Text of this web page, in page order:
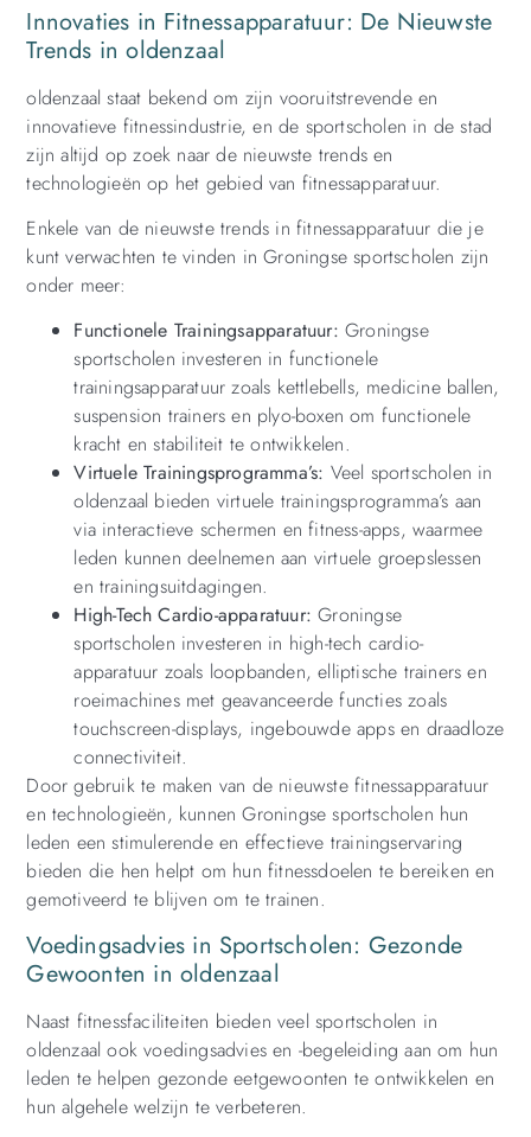
Innovaties in Fitnessapparatuur: De Nieuwste
Trends in oldenzaal
oldenzaal staat bekend om zijn vooruitstrevende en
innovatieve fitnessindustrie, en de sportscholen in de stad
zijn altijd op zoek naar de nieuwste trends en
technologieën op het gebied van fitnessapparatuur.
Enkele van de nieuwste trends in fitnessapparatuur die je
kunt verwachten te vinden in Groningse sportscholen zijn
onder meer:
Functionele Trainingsapparatuur: Groningse
sportscholen investeren in functionele
trainingsapparatuur zoals kettlebells, medicine ballen,
suspension trainers en plyo-boxen om functionele
kracht en stabiliteit te ontwikkelen.
Virtuele Trainingsprogramma’s: Veel sportscholen in
oldenzaal bieden virtuele trainingsprogramma’s aan
via interactieve schermen en fitness-apps, waarmee
leden kunnen deelnemen aan virtuele groepslessen
en trainingsuitdagingen.
High-Tech Cardio-apparatuur: Groningse
sportscholen investeren in high-tech cardio-
apparatuur zoals loopbanden, elliptische trainers en
roeimachines met geavanceerde functies zoals
touchscreen-displays, ingebouwde apps en draadloze
connectiviteit.
Door gebruik te maken van de nieuwste fitnessapparatuur
en technologieën, kunnen Groningse sportscholen hun
leden een stimulerende en effectieve trainingservaring
bieden die hen helpt om hun fitnessdoelen te bereiken en
gemotiveerd te blijven om te trainen.
Voedingsadvies in Sportscholen: Gezonde
Gewoonten in oldenzaal
Naast fitnessfaciliteiten bieden veel sportscholen in
oldenzaal ook voedingsadvies en -begeleiding aan om hun
leden te helpen gezonde eetgewoonten te ontwikkelen en
hun algehele welzijn te verbeteren.